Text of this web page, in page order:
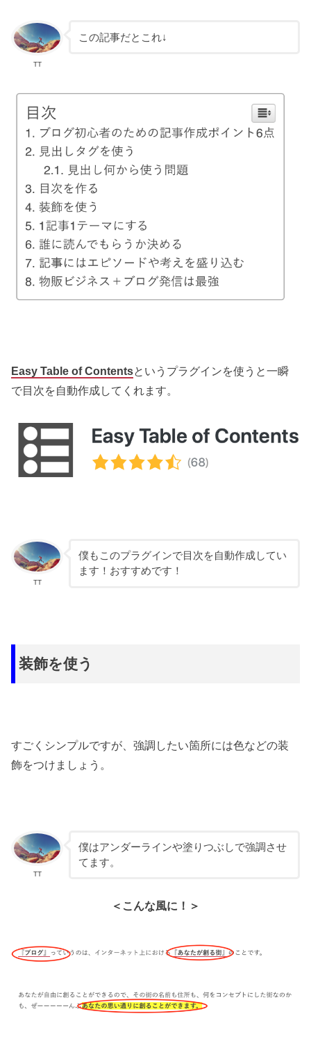
TT
この記事だとこれ↓
Easy Table of Contentsというプラグインを使うと一瞬
で目次を自動作成してくれます。
TT
僕もこのプラグインで目次を自動作成してい
ます！おすすめです！
装飾を使う
すごくシンプルですが、強調したい箇所には色などの装
飾をつけましょう。
TT
僕はアンダーラインや塗りつぶしで強調させ
てます。
＜こんな風に！＞